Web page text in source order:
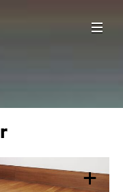
Alex Grein - d a u e r
+